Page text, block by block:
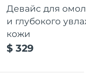
Девайс для
и глубокого
кожи
$ 329